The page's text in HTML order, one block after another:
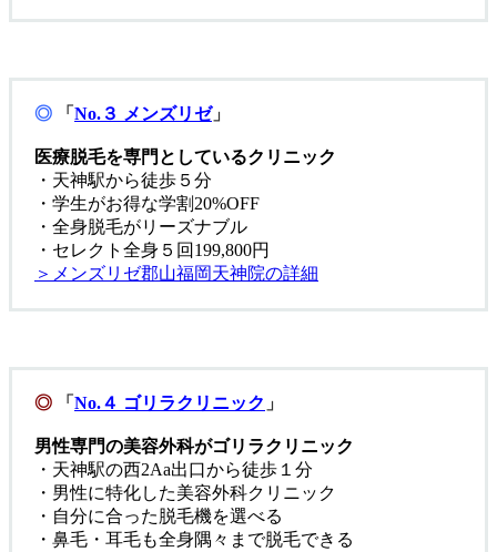
◎ 「 No.３ メンズリゼ」
医療脱毛を専門としているクリニック
・天神駅から徒歩５分
・学生がお得な学割20%OFF
・全身脱毛がリーズナブル
・セレクト全身５回199,800円
＞メンズリゼ郡山福岡天神院の詳細
◎ 「 No.４ ゴリラクリニック 」
男性専門の美容外科がゴリラクリニック
・天神駅の西2Aa出口から徒歩１分
・男性に特化した美容外科クリニック
・自分に合った脱毛機を選べる
・鼻毛・耳毛も全身隅々まで脱毛できる